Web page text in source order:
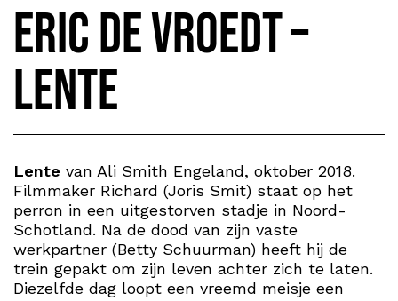
Eric de Vroedt –
Lente
Lente van Ali Smith Engeland, oktober 2018.
Filmmaker Richard (Joris Smit) staat op het
perron in een uitgestorven stadje in Noord-
Schotland. Na de dood van zijn vaste
werkpartner (Betty Schuurman) heeft hij de
trein gepakt om zijn leven achter zich te laten.
Diezelfde dag loopt een vreemd meisje een